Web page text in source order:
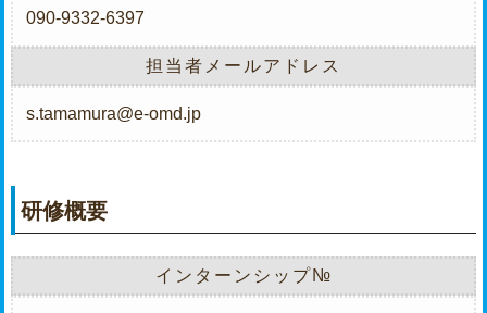
090-9332-6397
担当者メールアドレス
s.tamamura@e-omd.jp
研修概要
インターンシップ№